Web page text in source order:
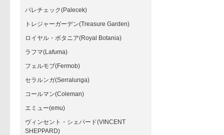
パレチェック(Palecek)
トレジャーガーデン(Treasure Garden)
ロイヤル・ボタニア(Royal Botania)
ラフマ(Lafuma)
フェルモブ(Fermob)
セラルンガ(Serralunga)
コールマン(Coleman)
エミュー(emu)
ヴィンセント・シェパード(VINCENT
SHEPPARD)